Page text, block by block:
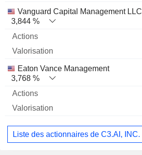
Vanguard Capital Management LLC
3,844 %
Eaton Vance Management
3,768 %
Liste des actionnaires de C3.AI, INC.